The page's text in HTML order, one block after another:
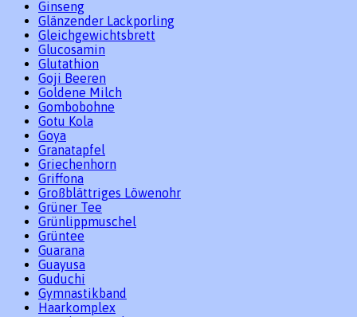
Ginseng
Glänzender Lackporling
Gleichgewichtsbrett
Glucosamin
Glutathion
Goji Beeren
Goldene Milch
Gombobohne
Gotu Kola
Goya
Granatapfel
Griechenhorn
Griffona
Großblättriges Löwenohr
Grüner Tee
Grünlippmuschel
Grüntee
Guarana
Guayusa
Guduchi
Gymnastikband
Haarkomplex